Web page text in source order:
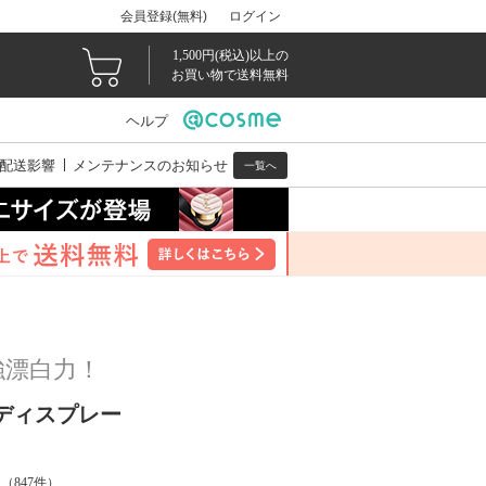
会員登録(無料) ログイン
1,500円(税込)以上の
お買い物で送料無料
ヘルプ
送影響 メンテナンスのお知らせ 一覧へ
白力！
ィスプレー
（847件）